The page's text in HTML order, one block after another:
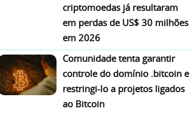
criptomoedas já resultaram
em perdas de US$ 30 milhões
em 2026
Comunidade tenta garantir
controle do domínio .bitcoin e
restringi-lo a projetos ligados
ao Bitcoin